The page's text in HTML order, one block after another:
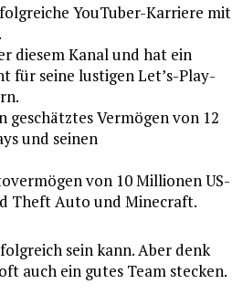
YouTuber-Karriere mit
diesem Kanal und hat ein
für seine lustigen Let’s-Play-
geschätztes Vermögen von 12
und seinen
von 10 Millionen US-
Theft Auto und Minecraft.
sein kann. Aber denk
auch ein gutes Team stecken.